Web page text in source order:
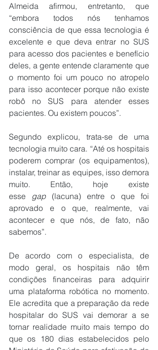
Almeida afirmou, entretanto, que
“embora todos nós tenhamos
consciência de que essa tecnologia é
excelente e que deva entrar no SUS
para acesso dos pacientes e benefício
deles, a gente entende claramente que
o momento foi um pouco no atropelo
para isso acontecer porque não existe
robô no SUS para atender esses
pacientes. Ou existem poucos”.
Segundo explicou, trata-se de uma
tecnologia muito cara. “Até os hospitais
poderem comprar (os equipamentos),
instalar, treinar as equipes, isso demora
muito. Então, hoje existe
esse gap (lacuna) entre o que foi
aprovado e o que, realmente, vai
acontecer e que nós, de fato, não
sabemos”.
De acordo com o especialista, de
modo geral, os hospitais não têm
condições financeiras para adquirir
uma plataforma robótica no momento.
Ele acredita que a preparação da rede
hospitalar do SUS vai demorar a se
tornar realidade muito mais tempo do
que os 180 dias estabelecidos pelo